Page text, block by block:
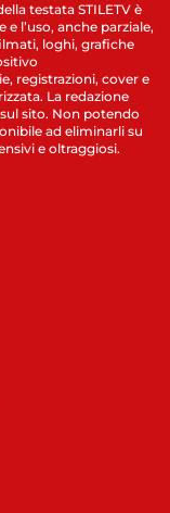
testata STILETV è
l’uso, anche parziale,
loghi, grafiche
registrazioni, cover e
La redazione
sito. Non potendo
ad eliminarli su
e oltraggiosi.